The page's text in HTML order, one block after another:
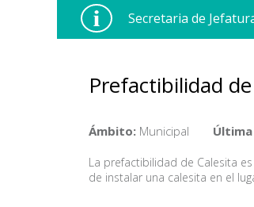
Secretaria de
Prefactibilidad
Ámbito: Municipal
La prefactibilidad de Calesita
de instalar una calesita en el